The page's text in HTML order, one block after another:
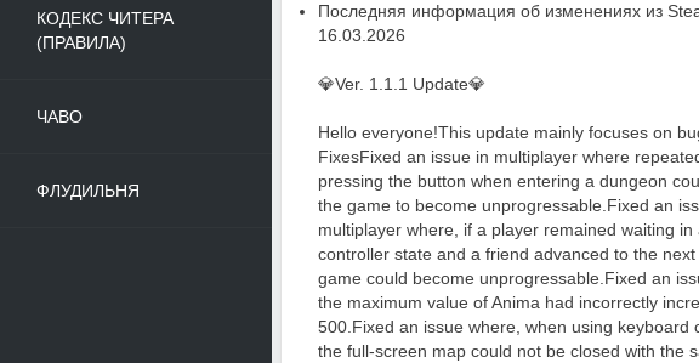
КОДЕКС ЧИТЕРА
(ПРАВИЛА)
ЧАВО
ФЛУДИЛЬНЯ
Последняя информация об изменениях из
16.03.2026
💎Ver. 1.1.1 Update💎
Hello everyone!This update mainly focuses on
FixesFixed an issue in multiplayer where
pressing the button when entering a dungeon
the game to become unprogressable.Fixed an
multiplayer where, if a player remained waiting in
controller state and a friend advanced to the
game could become unprogressable.Fixed an
the maximum value of Anima had incorrectly
500.Fixed an issue where, when using keyboard
the full-screen map could not be closed with the